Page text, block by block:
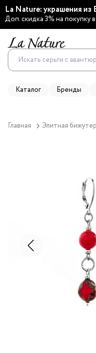
La Nature: украшения из
Доп. скидка 3% на покупку
Каталог Бренды
Главная Элитная